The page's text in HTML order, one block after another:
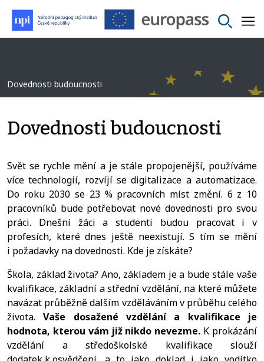
Dovednosti budoucnosti
Dovednosti budoucnosti
Svět se rychle mění a je stále propojenější, používáme
více technologií, rozvíjí se digitalizace a automatizace.
Do roku 2030 se 23 % pracovních míst změní. 6 z 10
pracovníků bude potřebovat nové dovednosti pro svou
práci. Dnešní žáci a studenti budou pracovat i v
profesích, které dnes ještě neexistují. S tím se mění
i požadavky na dovednosti. Kde je získáte?
Škola, základ života? Ano, základem je a bude stále vaše
kvalifikace, základní a střední vzdělání, na které můžete
navázat průběžně dalším vzděláváním v průběhu celého
života.Vaše dosažené vzdělání a kvalifikace je
hodnota, kterou vám již nikdo nevezme. K prokázání
vzdělání a středoškolské kvalifikace slouží